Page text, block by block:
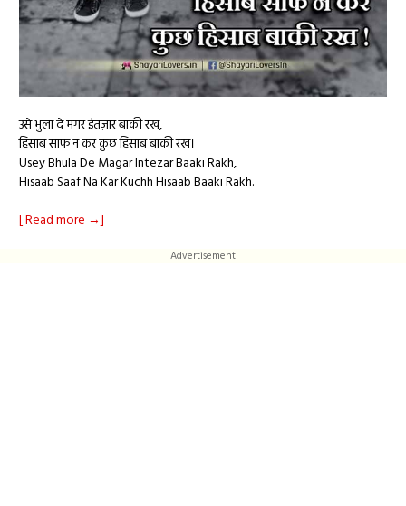
उसे भुला दे मगर इंतज़ार बाकी रख,
हिसाब साफ न कर कुछ हिसाब बाकी रख।
Usey Bhula De Magar Intezar Baaki Rakh,
Hisaab Saaf Na Kar Kuchh Hisaab Baaki Rakh.
[ Read more →]
Advertisement